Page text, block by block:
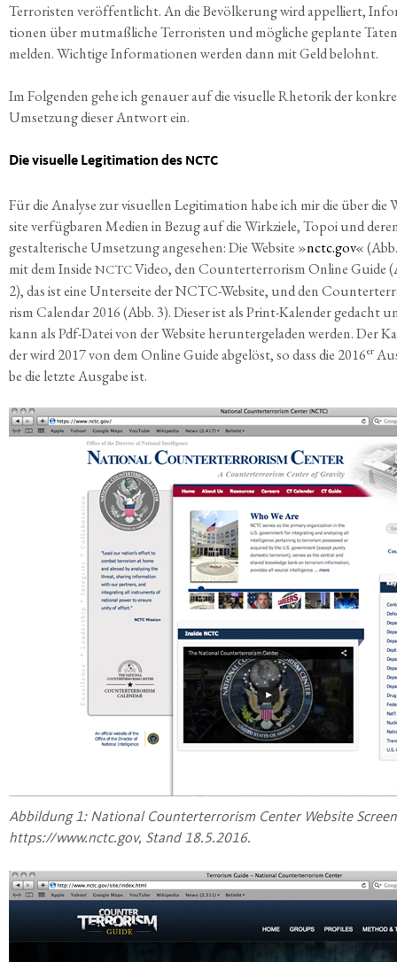
Ter­ro­ris­ten ver­öf­fent­licht. An die Bevöl­ke­rung wird appel­liert,
tio­nen über mut­maß­li­che Ter­ro­ris­ten und mög­li­che geplan­te
mel­den. Wich­ti­ge Infor­ma­tio­nen wer­den dann mit Geld belohnt.
Im Fol­gen­den gehe ich genau­er auf die visu­el­le Rhe­to­rik der
Umset­zung die­ser Ant­wort ein.
Die visu­el­le Legi­ti­ma­ti­on des NCTC
Für die Ana­ly­se zur visu­el­len Legi­ti­ma­ti­on habe ich mir die über die
site ver­füg­ba­ren Medi­en in Bezug auf die Wirk­zie­le, Topoi und
gestal­te­ri­sche Umset­zung ange­se­hen: Die Web­site »nctc.gov«
mit dem Insi­de NCTCVideo, den Coun­ter­ter­ro­rism Online Gui­de
2), das ist eine Unter­sei­te der NCTC-Web­site, und den
rism Calen­dar 2016 (Abb. 3). Die­ser ist als Print-Kalen­der gedacht
kann als Pdf-Datei von der Web­site her­un­ter­ge­la­den wer­den. Der
der wird 2017 von dem Online Gui­de abge­löst, so dass die 2016er
be die letz­te Aus­ga­be ist.
Abbil­dung 1: Natio­nal Coun­ter­ter­ro­rism Cen­ter Web­site
https://www.nctc.gov, Stand 18.5.2016.